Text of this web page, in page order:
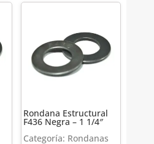
Rondana Estructural
F436 Negra – 1 1/4″
Categoría: Rondanas